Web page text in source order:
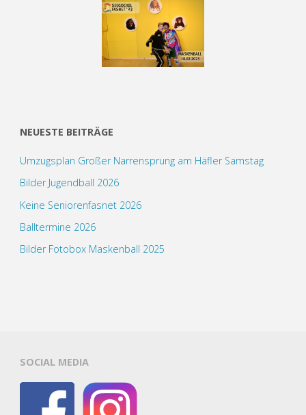
NEUESTE BEITRÄGE
Umzugsplan Großer Narrensprung am Häfler Samstag
Bilder Jugendball 2026
Keine Seniorenfasnet 2026
Balltermine 2026
Bilder Fotobox Maskenball 2025
SOCIAL MEDIA